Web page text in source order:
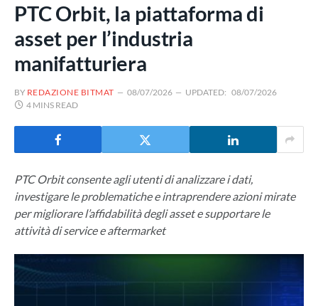
PTC Orbit, la piattaforma di
asset per l’industria
manifatturiera
BY REDAZIONE BITMAT 08/07/2026 UPDATED: 08/07/2026
4 MINS READ
PTC Orbit consente agli utenti di analizzare i dati,
investigare le problematiche e intraprendere azioni mirate
per migliorare l’affidabilità degli asset e supportare le
attività di service e aftermarket